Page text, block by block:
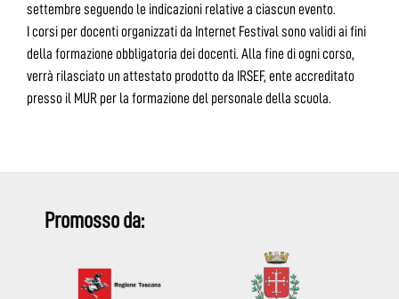
settembre seguendo le indicazioni relative a ciascun evento.
I corsi per docenti organizzati da Internet Festival sono validi ai fini
della formazione obbligatoria dei docenti. Alla fine di ogni corso,
verrà rilasciato un attestato prodotto da IRSEF, ente accreditato
presso il MUR per la formazione del personale della scuola.
Promosso da: